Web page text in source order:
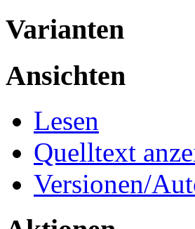
Varianten
Ansichten
Lesen
Quelltext
Versionen/